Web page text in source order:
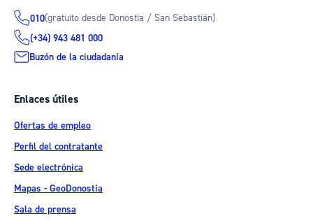
010(gratuito desde Donostia / San Sebastián)
(+34) 943 481 000
Buzón de la ciudadanía
Enlaces útiles
Ofertas de empleo
Perfil del contratante
Sede electrónica
Mapas - GeoDonostia
Sala de prensa